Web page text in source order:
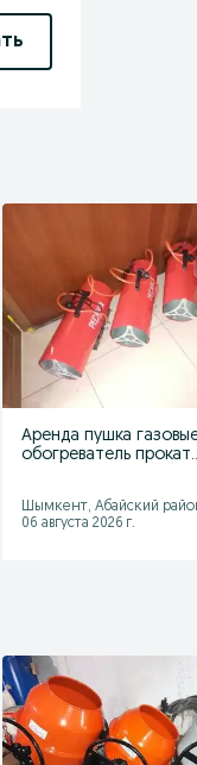
Аренда пушка
обогреватель прокат
Шымкент, Абайский
06 августа 2026 г.